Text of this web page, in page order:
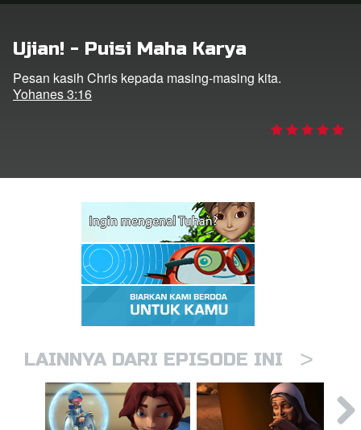
Ujian! - Puisi Maha Karya
Pesan kasih Chris kepada masing-masing kita.
Yohanes 3:16
LAINNYA DARI EPISODE INI >